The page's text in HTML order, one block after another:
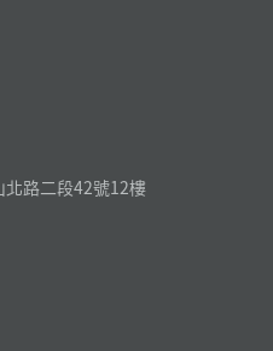
北路二段42號12樓